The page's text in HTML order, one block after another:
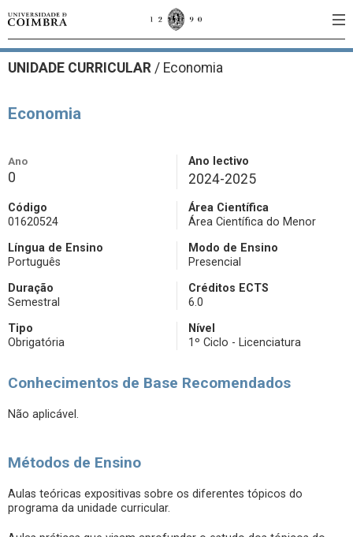
UNIDADE CURRICULAR / Economia
Economia
Ano
0
Ano lectivo
2024-2025
Código
01620524
Área Científica
Área Científica do Menor
Língua de Ensino
Português
Modo de Ensino
Presencial
Duração
Semestral
Créditos ECTS
6.0
Tipo
Obrigatória
Nível
1º Ciclo - Licenciatura
Conhecimentos de Base Recomendados
Não aplicável.
Métodos de Ensino
Aulas teóricas expositivas sobre os diferentes tópicos do
programa da unidade curricular.